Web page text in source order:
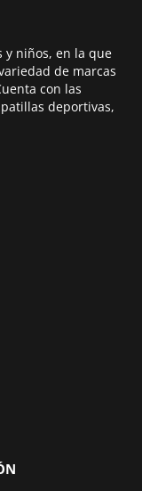
y niños, en la que
de marcas
con las
deportivas,